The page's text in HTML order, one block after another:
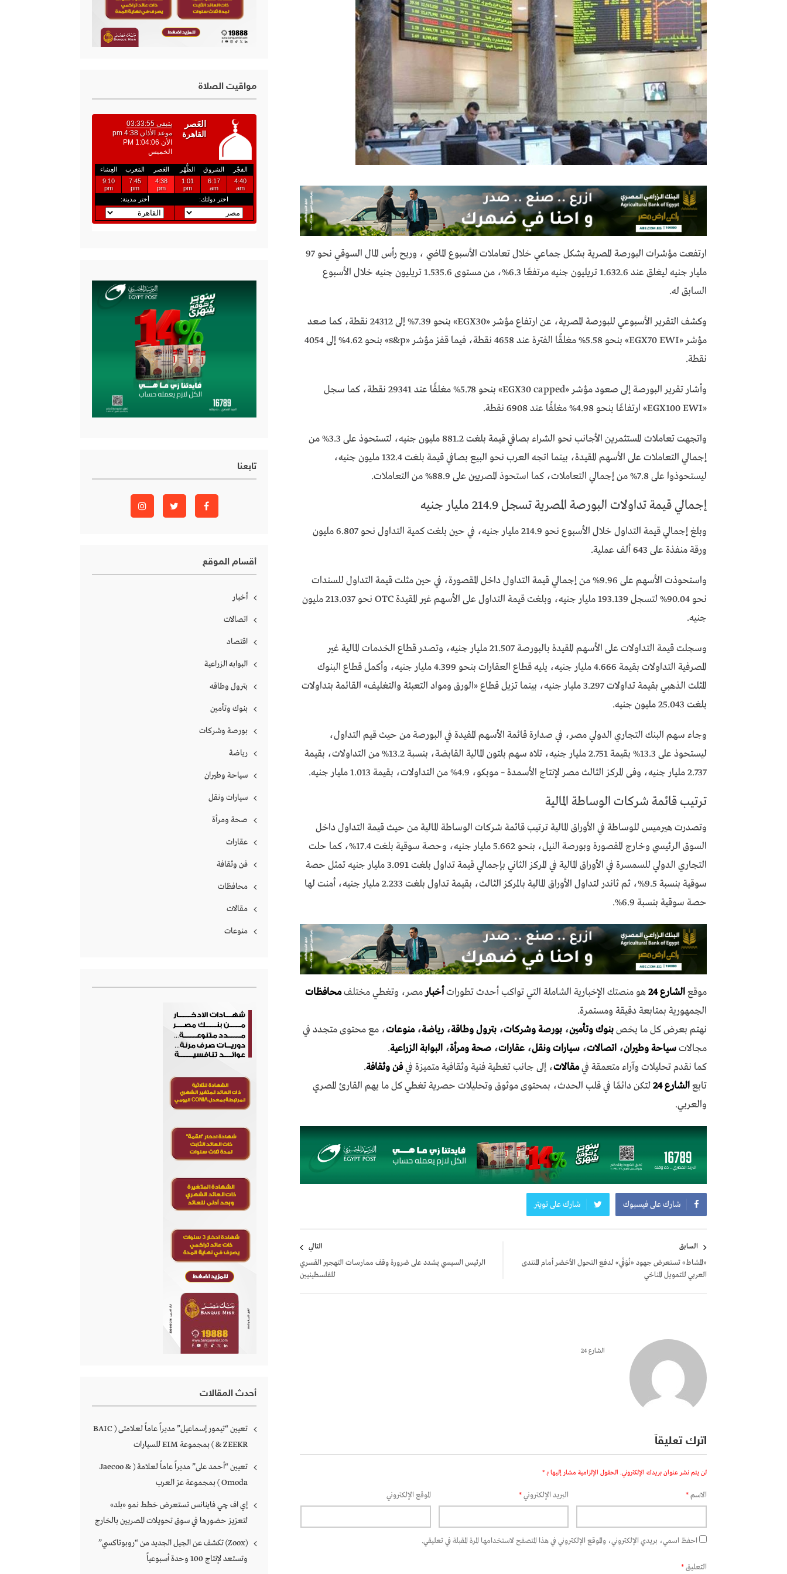
ارتفعت مؤشرات البورصة المصرية بشكل جماعي خلال تعاملات الأسبوع الماضي ، وربح رأس المال السوقي نحو 97
مليار جنيه ليغلق عند 1.632.6 تريليون جنيه مرتفعًا 6.3%، من مستوى 1.535.6 تريليون جنيه خلال الأسبوع
السابق له.
وكشف التقرير الأسبوعي للبورصة المصرية، عن ارتفاع مؤشر «EGX30» بنحو 7.39% إلى 24312 نقطة، كما صعد
مؤشر «EGX70 EWI» بنحو 5.58% مغلقًا الفترة عند 4658 نقطة، فيما قفز مؤشر «s&p» بنحو 4.62% إلى 4054
نقطة.
وأشار تقرير البورصة إلى صعود مؤشر «EGX30 capped» بنحو 5.78% مغلقًا عند 29341 نقطة، كما سجل
«EGX100 EWI» ارتفاعًا بنحو 4.98% مغلقًا عند 6908 نقطة.
واتجهت تعاملات المستثمرين الأجانب نحو الشراء بصافي قيمة بلغت 881.2 مليون جنيه، لتستحوذ على 3.3% من
إجمالي التعاملات على الأسهم المقيدة، بينما اتجه العرب نحو البيع بصافي قيمة بلغت 132.4 مليون جنيه،
ليستحوذوا على 7.8% من إجمالي التعاملات، كما استحوذ المصريين على 88.9% من التعاملات.
إجمالي قيمة تداولات البورصة المصرية تسجل 214.9 مليار جنيه
وبلغ إجمالي قيمة التداول خلال الأسبوع نحو 214.9 مليار جنيه، في حين بلغت كمية التداول نحو 6.807 مليون
ورقة منفذة على 643 ألف عملية.
واستحوذت الأسهم على 9.96% من إجمالي قيمة التداول داخل المقصورة، في حين مثلت قيمة التداول للسندات
نحو 90.04% لتسجل 193.139 مليار جنيه، وبلغت قيمة التداول على الأسهم غير المقيدة OTC نحو 213.037 مليون
جنيه.
وسجلت قيمة التداولات على الأسهم المقيدة بالبورصة 21.507 مليار جنيه، وتصدر قطاع الخدمات المالية غير
المصرفية التداولات بقيمة 4.666 مليار جنيه، يليه قطاع العقارات بنحو 4.399 مليار جنيه، وأكمل قطاع البنوك
المثلث الذهبي بقيمة تداولات 3.297 مليار جنيه، بينما تزيل قطاع «الورق ومواد التعبئة والتغليف» القائمة بتداولات
بلغت 25.043 مليون جنيه.
وجاء سهم البنك التجاري الدولي مصر، في صدارة قائمة الأسهم المقيدة في البورصة من حيث قيم التداول،
ليستحوذ على 13.3% بقيمة 2.751 مليار جنيه، تلاه سهم بلتون المالية القابضة، بنسبة 13.2% من التداولات، بقيمة
2.737 مليار جنيه، وفى المركز الثالث مصر لإنتاج الأسمدة – موبكو، 4.9% من التداولات، بقيمة 1.013 مليار جنيه.
ترتيب قائمة شركات الوساطة المالية
وتصدرت هيرميس للوساطة في الأوراق المالية ترتيب قائمة شركات الوساطة المالية من حيث قيمة التداول داخل
السوق الرئيسي وخارج المقصورة وبورصة النيل، بنحو 5.662 مليار جنيه، وحصة سوقية بلغت 17.4%، كما حلت
التجاري الدولي للسمسرة في الأوراق المالية في المركز الثاني بإجمالي قيمة تداول بلغت 3.091 مليار جنيه تمثل حصة
سوقية بنسبة 9.5%، ثم ثاندر لتداول الأوراق المالية بالمركز الثالث، بقيمة تداول بلغت 2.233 مليار جنيه، أمنت لها
حصة سوقية بنسبة 6.9%.
موقعالشارع 24 هو منصتك الإخبارية الشاملة التي تواكب أحدث تطوراتأخبار مصر، وتغطي مختلفمحافظات
الجمهورية بمتابعة دقيقة ومستمرة.
نهتم بعرض كل ما يخصبنوك وتأمين، بورصة وشركات، بترول وطاقة، رياضة،منوعات، مع محتوى متجدد في
مجالاتسياحة وطيران، اتصالات، سيارات ونقل، عقارات، صحة ومرأة، البوابة الزراعية.
كما نقدم تحليلات وآراء متعمقة فيمقالات، إلى جانب تغطية فنية وثقافية متميزة فيفن وثقافة.
تابعالشارع 24
لتكن دائمًا في قلب الحدث، بمحتوى موثوق وتحليلات حصرية تغطي كل ما يهم القارئ المصري
والعربي.
شارك على فيسبوك شارك على تويتر
المقالات
السابق
«المشاط» تستعرض جهود «نُوَفّي» لدفع التحول الأخضر أمام المنتدى
العربي للتمويل المناخي
التالي
الرئيس السيسي يشدد على ضرورة وقف ممارسات التهجير القسري
للفلسطينيين
الشارع 24
اترك تعليقاً
لن يتم نشر عنوان بريدك الإلكتروني. الحقول الإلزامية مشار إليها بـ *
الاسم* البريد الإلكتروني* الموقع الإلكتروني
احفظ اسمي، بريدي الإلكتروني، والموقع الإلكتروني في هذا المتصفح لاستخدامها المرة المقبلة في تعليقي.
التعليق*
مواقيت الصلاة
تابعنا
أقسام الموقع
أخبار
اتصالات
اقتصاد
البوابه الزراعية
بترول وطاقه
بنوك وتأمين
بورصة وشركات
رياضة
سياحة وطيران
سيارات ونقل
صحة ومرأة
عقارات
فن وثقافة
محافظات
مقالات
منوعات
أحدث المقالات
تعيين “تيمور إسماعيل” مديراً عاماً لعلامتى ( BAIC
& ZEEKR ) بمجموعة EIM للسيارات
تعيين “أحمد على” مديراً عاماً لعلامة ( Jaecoo &
Omoda ) بمجموعة عز العرب
إي اف چي فاينانس تستعرض خطط نمو «بلد»
لتعزيز حضورها في سوق تحويلات المصريين بالخارج
(Zoox) تكشف عن الجيل الجديد من “روبوتاكسي”
وتستعد لإنتاج 100 وحدة أسبوعياً